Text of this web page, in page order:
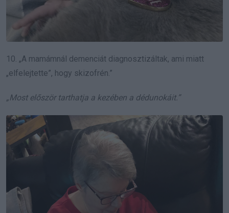
10. „A mamámnál demenciát diagnosztizáltak, ami miatt
„elfelejtette”, hogy skizofrén.”
„Most először tarthatja a kezében a dédunokáit.”